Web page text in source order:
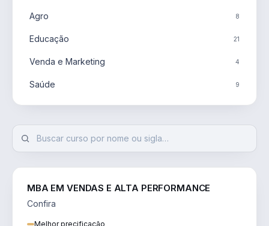
Agro 8
Educação 21
Venda e Marketing 4
Saúde 9
MBA EM VENDAS E ALTA PERFORMANCE
Confira
Melhor precificação